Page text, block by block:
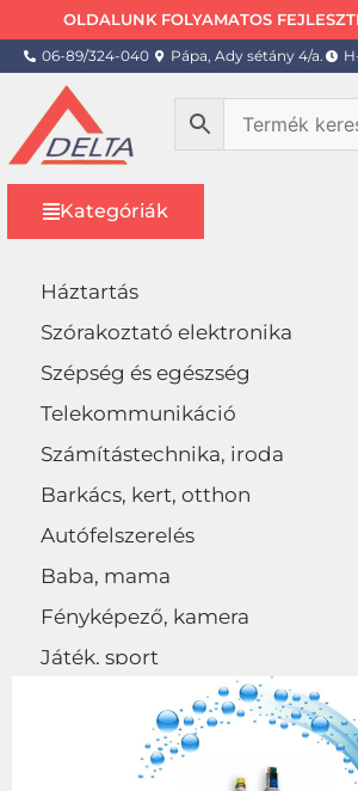
OLDALUNK FOLYAMATOS
06-89/324-040 Pápa, Ady sétány 4/a.
Kategóriák
Háztartás
Szórakoztató elektronika
Szépség és egészség
Telekommunikáció
Számítástechnika, iroda
Barkács, kert, otthon
Autófelszerelés
Baba, mama
Fényképező, kamera
Játék, sport